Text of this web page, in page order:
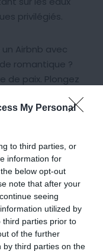
My Personal
to third parties, or
information for
below opt-out
note that after your
seeing
utilized by
third parties prior to
of the further
by third parties on the
privilégiés.
Airbnb avec
romantique ?
de paix. Plongez
architecture qui
et des
privé avec quatre
des moments à
vous sur la
Détendez-
à Fira, au milieu de